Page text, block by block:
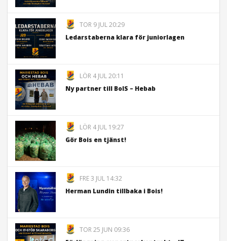
TOR 9 JUL 20:29
Ledarstaberna klara för juniorlagen
LÖR 4 JUL 20:11
Ny partner till BoIS – Hebab
LÖR 4 JUL 19:27
Gör Bois en tjänst!
FRE 3 JUL 14:32
Herman Lundin tillbaka i Bois!
TOR 25 JUN 09:36